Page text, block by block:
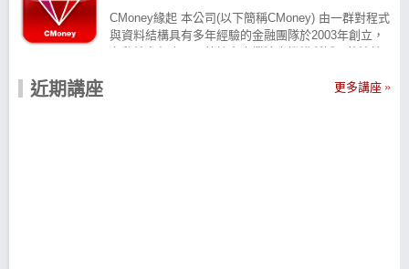
CMoney緣起 本公司(以下簡稱CMoney) 由一群對程式
與資料結構具有多年經驗的金融團隊於2003年創立，
是著手打造出採先進技術的智慧型高速回測系統。目
近期講座 更多講座